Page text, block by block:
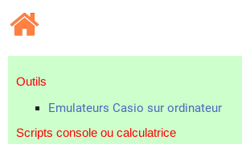
Outils
Emulateurs Casio sur ordinateur
Scripts console ou calculatrice